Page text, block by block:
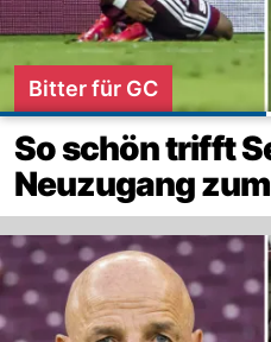
Bitter für GC
So schön trifft
Neuzugang